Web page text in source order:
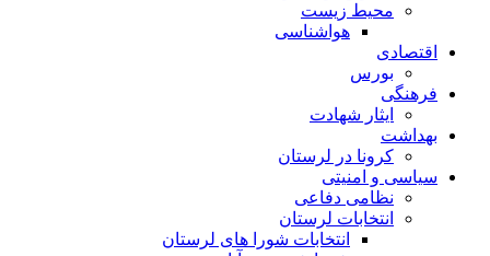
محیط زیست
هواشناسی
اقتصادی
بورس
فرهنگی
ایثار شهادت
بهداشت
کرونا در لرستان
سیاسی و امنیتی
نظامی دفاعی
انتخابات لرستان
انتخابات شورا های لرستان